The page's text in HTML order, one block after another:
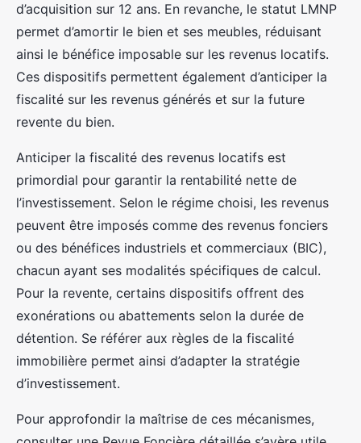
d’acquisition sur 12 ans. En revanche, le statut LMNP
permet d’amortir le bien et ses meubles, réduisant
ainsi le bénéfice imposable sur les revenus locatifs.
Ces dispositifs permettent également d’anticiper la
fiscalité sur les revenus générés et sur la future
revente du bien.
Anticiper la fiscalité des revenus locatifs est
primordial pour garantir la rentabilité nette de
l’investissement. Selon le régime choisi, les revenus
peuvent être imposés comme des revenus fonciers
ou des bénéfices industriels et commerciaux (BIC),
chacun ayant ses modalités spécifiques de calcul.
Pour la revente, certains dispositifs offrent des
exonérations ou abattements selon la durée de
détention. Se référer aux règles de la fiscalité
immobilière permet ainsi d’adapter la stratégie
d’investissement.
Pour approfondir la maîtrise de ces mécanismes,